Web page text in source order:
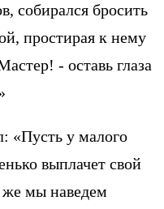
собирался бросить
простирая к нему
- оставь глаза
«Пусть у малого
выплачет свой
же мы наведем